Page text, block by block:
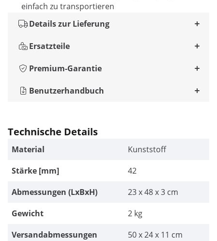
einfach zu transportieren
Details zur Lieferung
Ersatzteile
Premium-Garantie
Benutzerhandbuch
Technische Details
Material
Kunststoff
Stärke [mm]
42
Abmessungen (LxBxH)
23 x 48 x 3 cm
Gewicht
2 kg
Versandabmessungen
50 x 24 x 11 cm